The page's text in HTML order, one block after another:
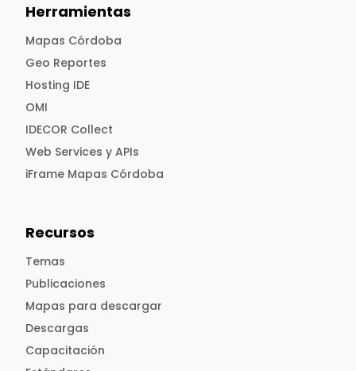
Herramientas
Mapas Córdoba
Geo Reportes
Hosting IDE
OMI
IDECOR Collect
Web Services y APIs
iFrame Mapas Córdoba
Recursos
Temas
Publicaciones
Mapas para descargar
Descargas
Capacitación